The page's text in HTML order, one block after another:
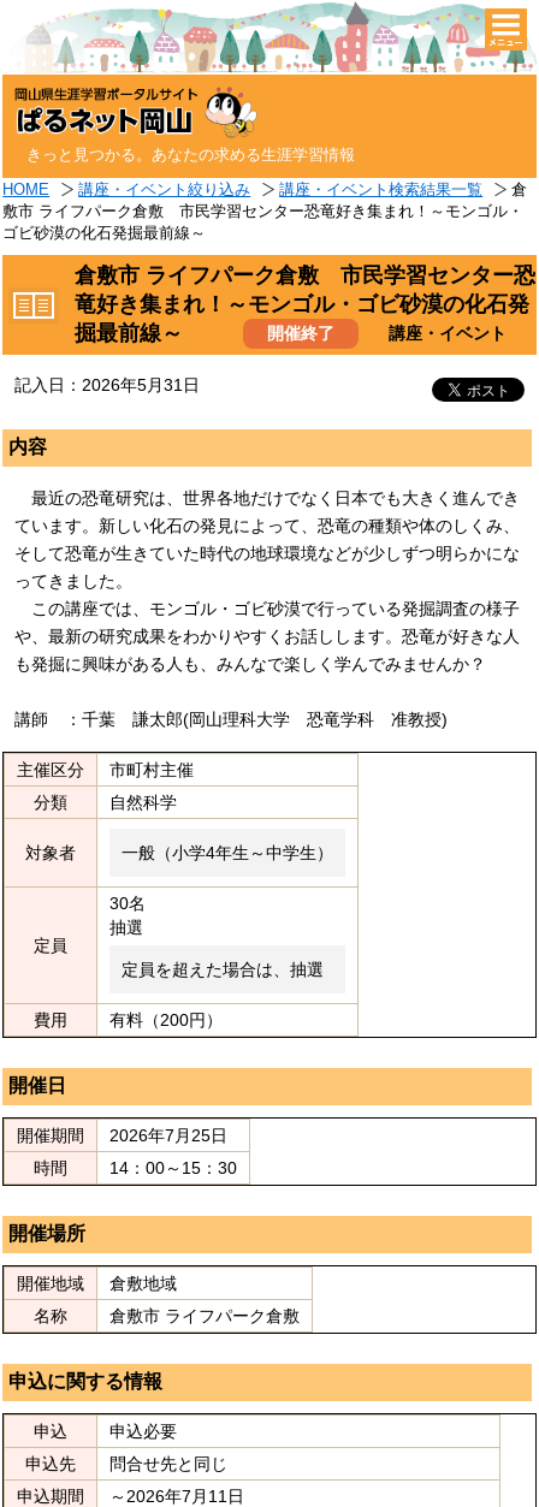
きっと見つかる。あなたの求める生涯学習情報
HOME 講座・イベント絞り込み 講座・イベント検索結果一覧
倉
敷市 ライフパーク倉敷 市民学習センター恐竜好き集まれ！～モンゴル・
ゴビ砂漠の化石発掘最前線～
倉敷市 ライフパーク倉敷 市民学習センター恐
竜好き集まれ！～モンゴル・ゴビ砂漠の化石発
掘最前線～
開催終了 講座・イベント
記入日：2026年5月31日
内容
最近の恐竜研究は、世界各地だけでなく日本でも大きく進んでき
ています。新しい化石の発見によって、恐竜の種類や体のしくみ、
そして恐竜が生きていた時代の地球環境などが少しずつ明らかにな
ってきました。
この講座では、モンゴル・ゴビ砂漠で行っている発掘調査の様子
や、最新の研究成果をわかりやすくお話しします。恐竜が好きな人
も発掘に興味がある人も、みんなで楽しく学んでみませんか？
講師 ：千葉 謙太郎(岡山理科大学 恐竜学科 准教授)
主催区分
市町村主催
分類
自然科学
対象者 一般（小学4年生～中学生）
定員
30名
抽選
定員を超えた場合は、抽選
費用 有料（200円）
開催日
開催期間
2026年7月25日
時間
14：00～15：30
開催場所
開催地域
倉敷地域
名称
倉敷市 ライフパーク倉敷
申込に関する情報
申込
申込必要
申込先
問合せ先と同じ
申込期間
～2026年7月11日